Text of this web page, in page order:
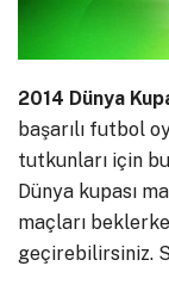
2014 Dünya
başarılı futbol
tutkunları için
Dünya kupası
maçları
geçirebilirsiniz.